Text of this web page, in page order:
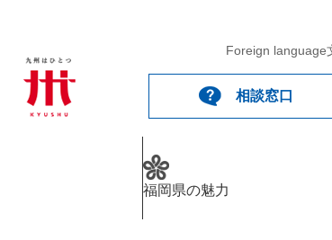
Foreign language
相談窓口
福岡県の魅力